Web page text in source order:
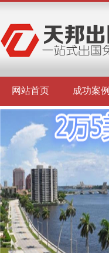
网站首页 成功案例